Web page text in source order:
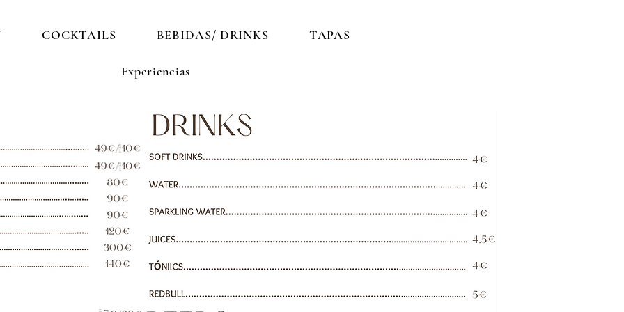
COCKTAILS BEBIDAS/ DRINKS TAPAS
Experiencias